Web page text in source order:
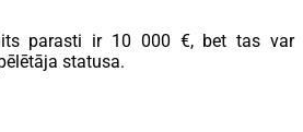
parasti ir 10 000 €, bet tas var
statusa.